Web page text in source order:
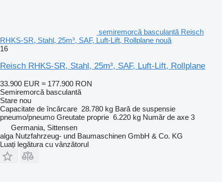
semiremorcă basculantă Reisch
RHKS-SR, Stahl, 25m³, SAF, Luft-Lift, Rollplane nouă
16
Reisch RHKS-SR, Stahl, 25m³, SAF, Luft-Lift, Rollplane
33.900 EUR ≈ 177.900 RON
Semiremorcă basculantă
Stare nou
Capacitate de încărcare 28.780 kg Bară de suspensie
pneumo/pneumo Greutate proprie 6.220 kg Număr de axe 3
Germania, Sittensen
alga Nutzfahrzeug- und Baumaschinen GmbH & Co. KG
Luați legătura cu vânzătorul